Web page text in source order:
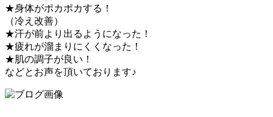
★身体がポカポカする！
（冷え改善）
★汗が前より出るようになった！
★疲れが溜まりにくくなった！
★肌の調子が良い！
などとお声を頂いております♪